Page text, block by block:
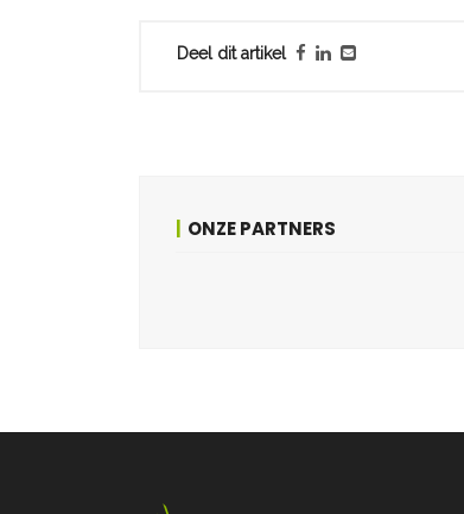
Deel dit artikel
ONZE PARTNERS